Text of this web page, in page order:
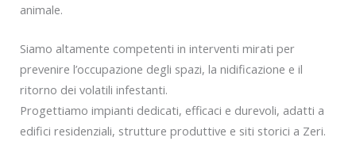
animale.
Siamo altamente competenti in interventi mirati per
prevenire l’occupazione degli spazi, la nidificazione e il
ritorno dei volatili infestanti.
Progettiamo impianti dedicati, efficaci e durevoli, adatti a
edifici residenziali, strutture produttive e siti storici a Zeri.